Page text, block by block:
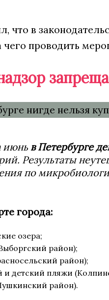
что в
чего проводить
июнь в Петербурге
Результаты
по
города:
озера;
район);
район);
и детский пляжи
район).